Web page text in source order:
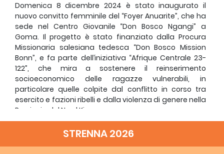
Domenica 8 dicembre 2024 è stato inaugurato il
nuovo convitto femminile del “Foyer Anuarite”, che ha
sede nel Centro Giovanile “Don Bosco Ngangi” a
Goma. Il progetto è stato finanziato dalla Procura
Missionaria salesiana tedesca “Don Bosco Mission
Bonn”, e fa parte dell’iniziativa “Afrique Centrale 23-
122”, che mira a sostenere il reinserimento
socioeconomico delle ragazze vulnerabili, in
particolare quelle colpite dal conflitto in corso tra
esercito e fazioni ribelli e dalla violenza di genere nella
Provincia del Nord Kivu.
La nuova struttura, che ospiterà 56 ragazze, è stata
progettata per fornire un ambiente sicuro ed
educativo, promuovendo al contempo la formazione
STRENNA 2026